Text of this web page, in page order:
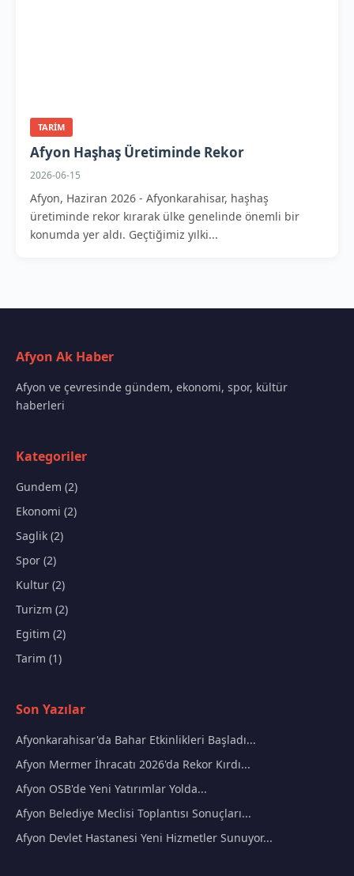
TARIM
Afyon Haşhaş Üretiminde Rekor
2026-06-15
Afyon, Haziran 2026 - Afyonkarahisar, haşhaş
üretiminde rekor kırarak ülke genelinde önemli bir
konumda yer aldı. Geçtiğimiz yılki...
Afyon Ak Haber
Afyon ve çevresinde gündem, ekonomi, spor, kültür
haberleri
Kategoriler
Gundem (2)
Ekonomi (2)
Saglik (2)
Spor (2)
Kultur (2)
Turizm (2)
Egitim (2)
Tarim (1)
Son Yazılar
Afyonkarahisar'da Bahar Etkinlikleri Başladı...
Afyon Mermer İhracatı 2026'da Rekor Kırdı...
Afyon OSB'de Yeni Yatırımlar Yolda...
Afyon Belediye Meclisi Toplantısı Sonuçları...
Afyon Devlet Hastanesi Yeni Hizmetler Sunuyor...